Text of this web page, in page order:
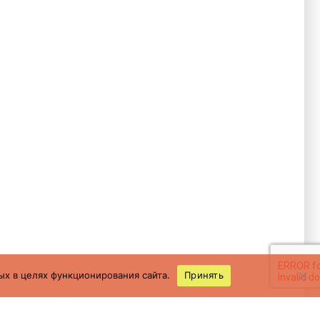
в целях функционирования сайта. Принять